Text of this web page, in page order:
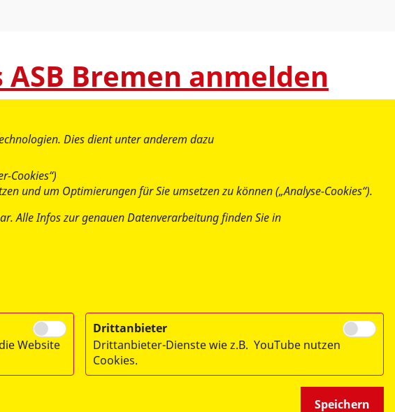
Bremen anmelden
Dies dient unter anderem dazu
Cookies“)
und um Optimierungen für Sie umsetzen zu können („Analyse-Cookies“).
Alle Infos zur genauen Datenverarbeitung finden Sie in
Website
Drittanbieter
Drittanbieter-Dienste wie z.B. YouTube nutzen
Cookies.
Speichern